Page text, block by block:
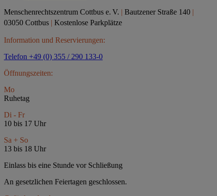
Menschenrechtszentrum Cottbus e. V. | Bautzener Straße 140 |
03050 Cottbus | Kostenlose Parkplätze
Information und Reservierungen:
Telefon +49 (0) 355 / 290 133-0
Öffnungszeiten:
Mo
Ruhetag
Di - Fr
10 bis 17 Uhr
Sa + So
13 bis 18 Uhr
Einlass bis eine Stunde vor Schließung
An gesetzlichen Feiertagen geschlossen.